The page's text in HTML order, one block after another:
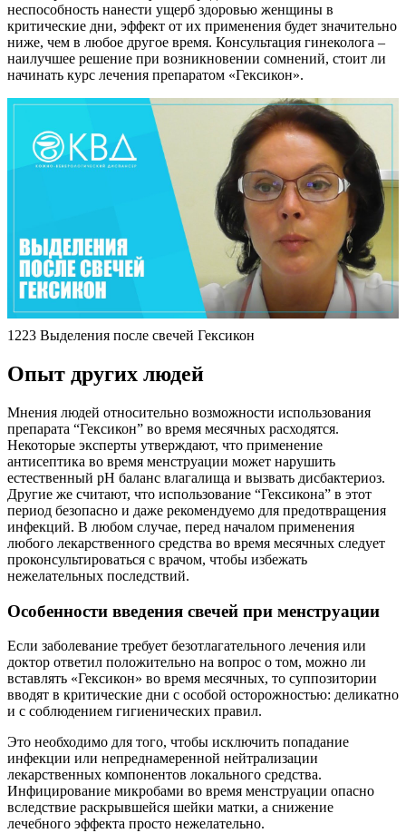
неспособность нанести ущерб здоровью женщины в
критические дни, эффект от их применения будет значительно
ниже, чем в любое другое время. Консультация гинеколога –
наилучшее решение при возникновении сомнений, стоит ли
начинать курс лечения препаратом «Гексикон».
1223 Выделения после свечей Гексикон
Опыт других людей
Мнения людей относительно возможности использования
препарата “Гексикон” во время месячных расходятся.
Некоторые эксперты утверждают, что применение
антисептика во время менструации может нарушить
естественный pH баланс влагалища и вызвать дисбактериоз.
Другие же считают, что использование “Гексикона” в этот
период безопасно и даже рекомендуемо для предотвращения
инфекций. В любом случае, перед началом применения
любого лекарственного средства во время месячных следует
проконсультироваться с врачом, чтобы избежать
нежелательных последствий.
Особенности введения свечей при менструации
Если заболевание требует безотлагательного лечения или
доктор ответил положительно на вопрос о том, можно ли
вставлять «Гексикон» во время месячных, то суппозитории
вводят в критические дни с особой осторожностью: деликатно
и с соблюдением гигиенических правил.
Это необходимо для того, чтобы исключить попадание
инфекции или непреднамеренной нейтрализации
лекарственных компонентов локального средства.
Инфицирование микробами во время менструации опасно
вследствие раскрывшейся шейки матки, а снижение
лечебного эффекта просто нежелательно.